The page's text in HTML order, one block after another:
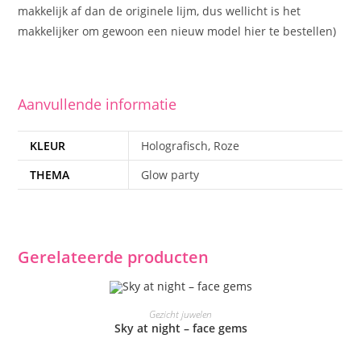
makkelijk af dan de originele lijm, dus wellicht is het
makkelijker om gewoon een nieuw model hier te bestellen)
Aanvullende informatie
KLEUR
Holografisch, Roze
THEMA
Glow party
Gerelateerde producten
TOEVOEGEN AAN WINKELWAGEN
Gezicht juwelen
Sky at night – face gems